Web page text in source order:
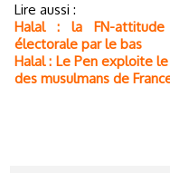
Lire aussi :
Halal : la FN-
électorale par le bas
Halal : Le Pen exploite
des musulmans de